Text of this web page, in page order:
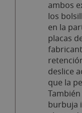
ambos
los
en la
placas
deslice
que la
burbuja